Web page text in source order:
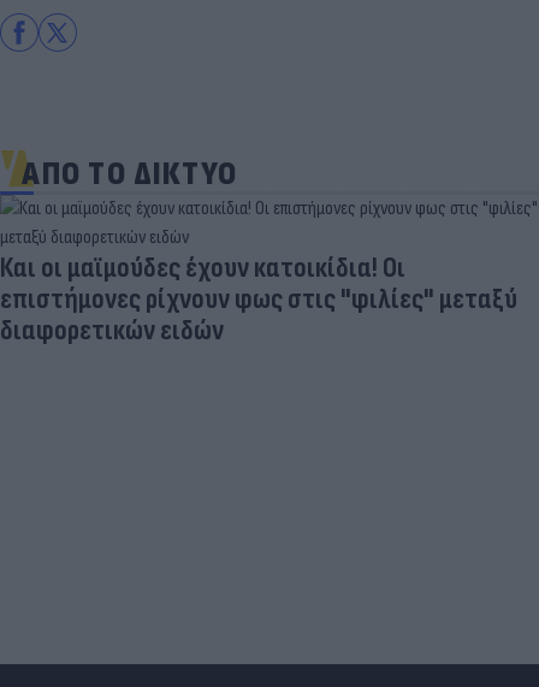
ΑΠΟ ΤΟ ΔΙΚΤΥΟ
Και οι μαϊμούδες έχουν κατοικίδια! Οι
επιστήμονες ρίχνουν φως στις "φιλίες" μεταξύ
διαφορετικών ειδών